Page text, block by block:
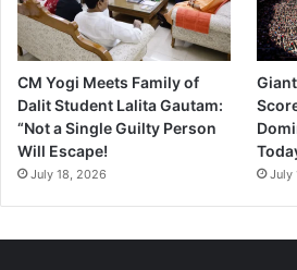
CM Yogi Meets Family of
Dalit Student Lalita Gautam:
“Not a Single Guilty Person
Will Escape!
July 18, 2026 July